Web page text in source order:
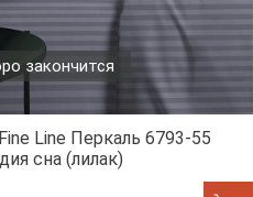
закончится
Line Перкаль 6793-55
сна (лилак)